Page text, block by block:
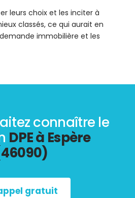
leurs choix et les inciter à
classés, ce qui aurait en
immobilière et les
connaître le
DPE à Espère
gratuit